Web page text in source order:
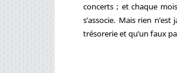
concerts ; et chaque
s’associe. Mais rien
trésorerie et qu’un faux